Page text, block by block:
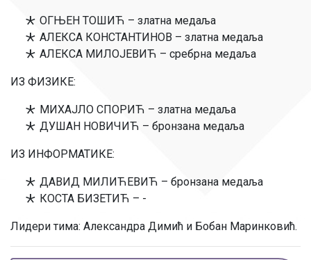
ОГЊЕН ТОШИЋ – златна медаља
АЛЕКСА КОНСТАНТИНОВ – златна медаља
АЛЕКСА МИЛОЈЕВИЋ – сребрна медаљa
ИЗ ФИЗИКЕ:
МИХАЈЛО СПОРИЋ – златна медаља
ДУШАН НОВИЧИЋ – бронзана медаља
ИЗ ИНФОРМАТИКЕ:
ДАВИД МИЛИЋЕВИЋ – бронзана медаља
КОСТА БИЗЕТИЋ – -
Лидери тима: Александра Димић и Бобан Маринковић.